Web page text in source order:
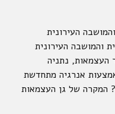
העירונית
והמושבה העירונית
העצמאות, נתניה
אנרגיה מתחדשת
המקרה של גן העצמאות